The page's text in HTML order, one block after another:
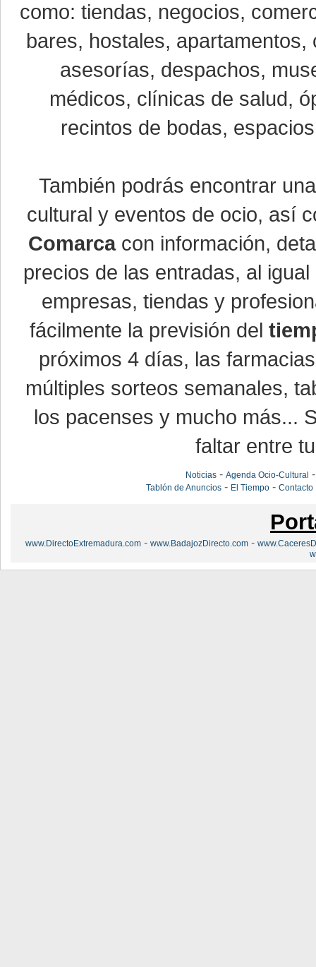
como: tiendas, negocios,
bares, hostales,
asesorías, despachos,
médicos, clínicas de salud,
recintos de bodas,
También podrás encontrar
cultural y eventos de ocio, así
Comarcacon información,
precios de las entradas, al
empresas, tiendas y
fácilmente la previsión del
próximos 4 días, las
múltiples sorteos semanales,
los pacenses y mucho más...
faltar entre
Noticias -Agenda Ocio-Cultural
Tablón de Anuncios - El Tiempo -Contacto
www.DirectoExtremadura.com - www.BadajozDirecto.com -